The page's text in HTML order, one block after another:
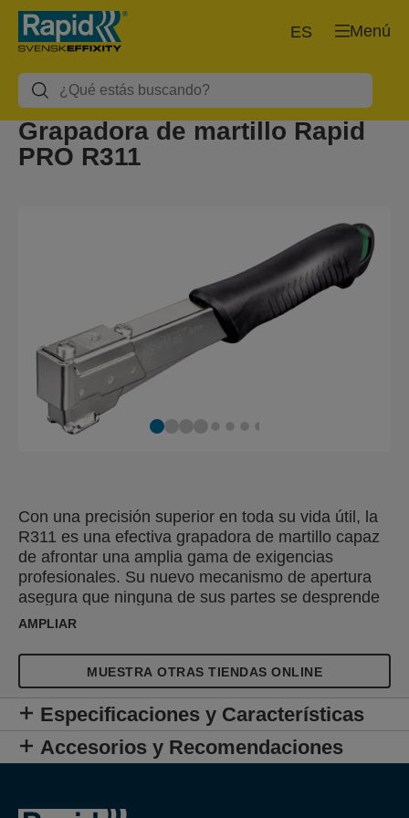
Menú
ES
Grapadora de martillo Rapid
PRO R311
Con una precisión superior en toda su vida útil, la
R311 es una efectiva grapadora de martillo capaz
de afrontar una amplia gama de exigencias
profesionales. Su nuevo mecanismo de apertura
asegura que ninguna de sus partes se desprende
en la recarga. La solución perfecta para trabajos
y contra la humedad.
AMPLIAR
MUESTRA OTRAS TIENDAS ONLINE
Especificaciones y Características
Accesorios y Recomendaciones